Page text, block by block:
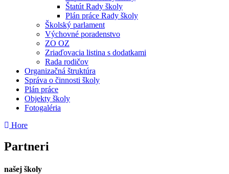
Štatút Rady školy
Plán práce Rady školy
Školský parlament
Výchovné poradenstvo
ZO OZ
Zriaďovacia listina s dodatkami
Rada rodičov
Organizačná štruktúra
Správa o činnosti školy
Plán práce
Objekty školy
Fotogaléria
Hore
Partneri
našej školy